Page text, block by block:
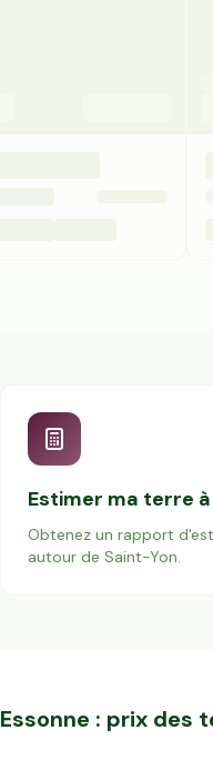
Estimer ma terre à
Obtenez un rapport
autour de Saint-Yon.
Essonne : prix des